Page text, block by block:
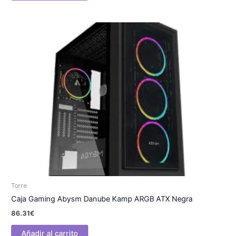
Torre
Caja Gaming Abysm Danube Kamp ARGB ATX Negra
86.31€
Añadir al carrito